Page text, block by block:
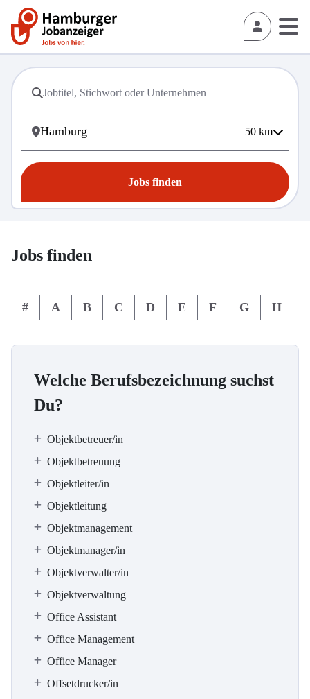
50 km
Jobs finden
Jobs finden
# A B C D E F G H
Welche Berufsbezeichnung suchst
Du?
Objektbetreuer/in
Objektbetreuung
Objektleiter/in
Objektleitung
Objektmanagement
Objektmanager/in
Objektverwalter/in
Objektverwaltung
Office Assistant
Office Management
Office Manager
Offsetdrucker/in